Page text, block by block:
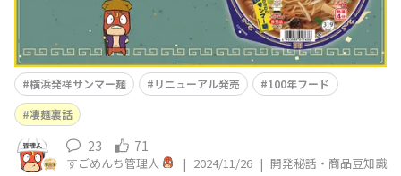
横浜発祥サンマー麺 リニューアル発売
100年フード
凄麺裏話
23 71
すごめんち管理人 | 2024/11/26 | 開発秘話・商品豆知識